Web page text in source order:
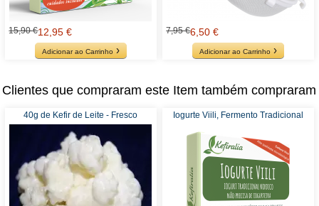
15,90 €12,95 €
Adicionar ao Carrinho
7,95 €6,50 €
Adicionar ao Carrinho
Clientes que compraram este Item também compraram
40g de Kefir de Leite - Fresco Iogurte Viili, Fermento Tradicional